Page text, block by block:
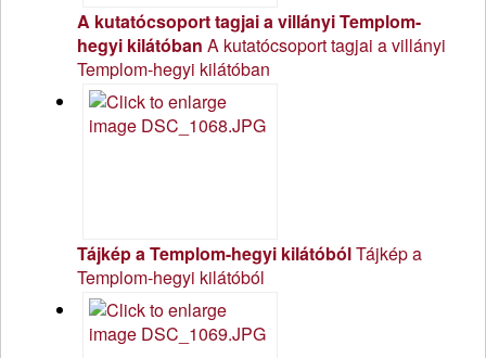
A kutatócsoport tagjai a villányi Templom-
hegyi kilátóban A kutatócsoport tagjai a villányi
Templom-hegyi kilátóban
Tájkép a Templom-hegyi kilátóbólTájkép a
Templom-hegyi kilátóból